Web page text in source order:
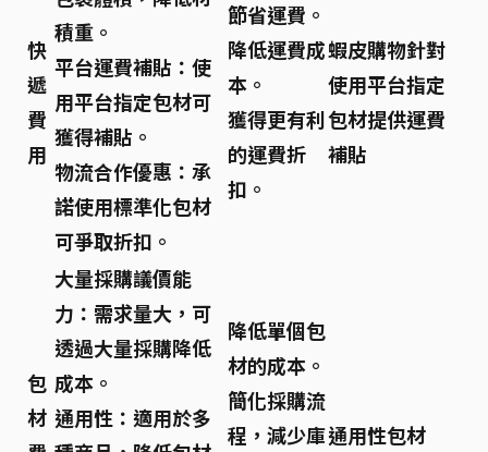
快
遞
費
用
積重。
平台運費補貼： 使
用平台指定包材可
獲得補貼。
物流合作優惠： 承
諾使用標準化包材
可爭取折扣。
節省運費。
降低運費成
本。
獲得更有利
的運費折
扣。
蝦皮購物針對
使用平台指定
包材提供運費
補貼
包
材
大量採購議價能
力： 需求量大，可
透過大量採購降低
成本。
通用性： 適用於多
降低單個包
材的成本。
簡化採購流
程，減少庫通用性包材